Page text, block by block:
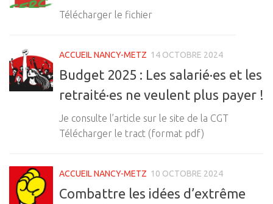
Télécharger le fichier
ACCUEIL NANCY-METZ 14 OCTOBRE 2024
Budget 2025 : Les salarié·es et les
retraité·es ne veulent plus payer !
Je consulte l’article sur le site de la CGT
Télécharger le tract (format pdf)
ACCUEIL NANCY-METZ 10 OCTOBRE 2024
Combattre les idées d’extrême